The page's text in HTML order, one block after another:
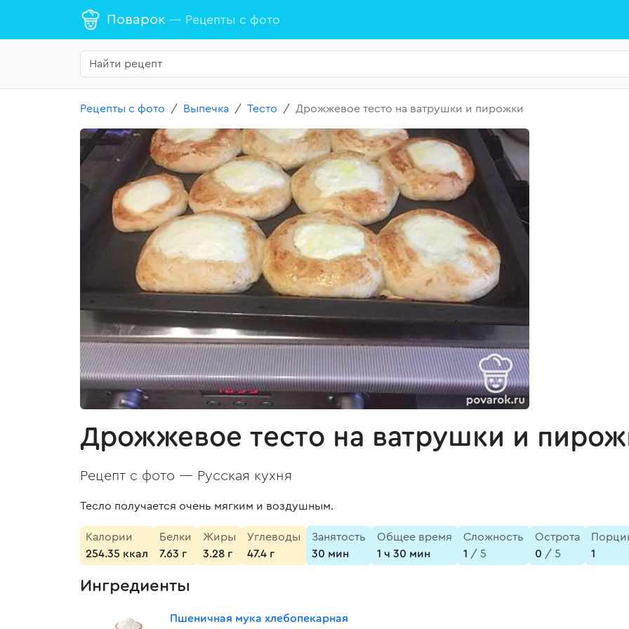
Поварок — Рецепты с фото
Рецепты с фото Выпечка Тесто Дрожжевое тесто на ватрушки и пирожки
Дрожжевое тесто на ватрушки и
Рецепт с фото — Русская кухня
Тесло получается очень мягким и воздушным.
Калории
254.35 ккал
Белки
7.63 г
Жиры
3.28 г
Углеводы
47.4 г
Занятость
30 мин
Общее время
1 ч 30 мин
Сложность
1 / 5
Острота
0 / 5
1
Ингредиенты
Пшеничная мука хлебопекарная